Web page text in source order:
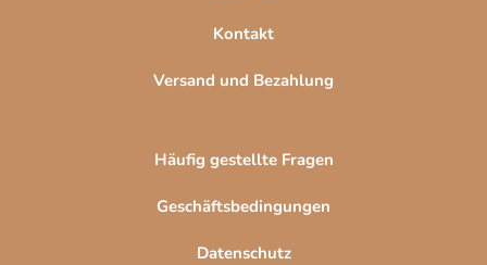
Kontakt
Versand und Bezahlung
Häufig gestellte Fragen
Geschäftsbedingungen
Datenschutz